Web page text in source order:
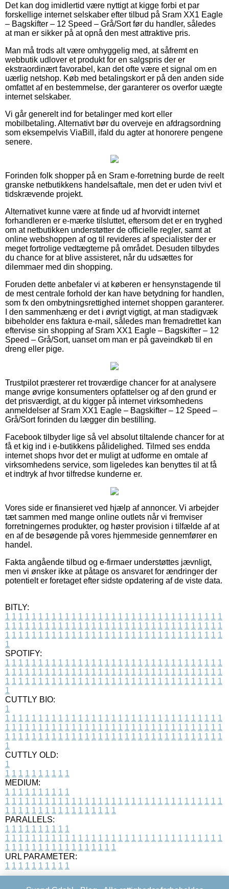
Det kan dog imidlertid være nyttigt at kigge forbi et par
forskellige internet selskaber efter tilbud på Sram XX1 Eagle
– Bagskifter – 12 Speed – Grå/Sort før du handler, således
at man er sikker på at opnå den mest attraktive pris.
Man må trods alt være omhyggelig med, at såfremt en
webbutik udlover et produkt for en salgspris der er
ekstraordinært favorabel, kan det ofte være et signal om en
uærlig netshop. Køb med betalingskort er på den anden side
omfattet af en bestemmelse, der garanterer os overfor uægte
internet selskaber.
Vi går generelt ind for betalinger med kort eller
mobilbetaling. Alternativt bør du overveje en afdragsordning
som eksempelvis ViaBill, ifald du agter at honorere pengene
senere.
Forinden folk shopper på en Sram e-forretning burde de reelt
granske netbutikkens handelsaftale, men det er uden tvivl et
tidskrævende projekt.
Alternativet kunne være at finde ud af hvorvidt internet
forhandleren er e-mærke tilsluttet, eftersom det er en tryghed
om at netbutikken understøtter de officielle regler, samt at
online webshoppen af og til revideres af specialister der er
meget fortrolige vedtægterne på området. Desuden tilbydes
du chance for at blive assisteret, når du udsættes for
dilemmaer med din shopping.
Foruden dette anbefaler vi at køberen er hensynstagende til
de mest centrale forhold der kan have betydning for handlen,
som fx den ombytningsrettighed internet shoppen garanterer.
I den sammenhæng er det i øvrigt vigtigt, at man stadigvæk
bibeholder ens faktura e-mail, således man fremadrettet kan
eftervise sin shopping af Sram XX1 Eagle – Bagskifter – 12
Speed – Grå/Sort, uanset om man er på gaveindkøb til en
dreng eller pige.
Trustpilot præsterer ret troværdige chancer for at analysere
mange øvrige konsumenters opfattelser og af den grund er
det prisværdigt, at du kigger på internet virksomhedens
anmeldelser af Sram XX1 Eagle – Bagskifter – 12 Speed –
Grå/Sort forinden du lægger din bestilling.
Facebook tilbyder lige så vel absolut tiltalende chancer for at
få et kig ind i e-butikkens pålidelighed. Tilmed ses endda
internet shops hvor det er muligt at udforme en omtale af
virksomhedens service, som ligeledes kan benyttes til at få
et indtryk af hvor tilfredse kunderne er.
Vores side er finansieret ved hjælp af annoncer. Vi arbejder
tæt sammen med mange online outlets når vi fremviser
forretningernes produkter, og høster provision i tilfælde af at
en af de besøgende på vores hjemmeside gennemfører en
handel.
Fakta angående tilbud og e-firmaer understøttes jævnligt,
men vi ønsker ikke at påtage os ansvaret for ændringer der
potentielt er foretaget efter sidste opdatering af de viste data.
BITLY:
1 1 1 1 1 1 1 1 1 1 1 1 1 1 1 1 1 1 1 1 1 1 1 1 1 1 1 1 1 1 1 1 1
1 1 1 1 1 1 1 1 1 1 1 1 1 1 1 1 1 1 1 1 1 1 1 1 1 1 1 1 1 1 1 1 1
1 1 1 1 1 1 1 1 1 1 1 1 1 1 1 1 1 1 1 1 1 1 1 1 1 1 1 1 1 1 1 1 1
1
SPOTIFY:
1 1 1 1 1 1 1 1 1 1 1 1 1 1 1 1 1 1 1 1 1 1 1 1 1 1 1 1 1 1 1 1 1
1 1 1 1 1 1 1 1 1 1 1 1 1 1 1 1 1 1 1 1 1 1 1 1 1 1 1 1 1 1 1 1 1
1 1 1 1 1 1 1 1 1 1 1 1 1 1 1 1 1 1 1 1 1 1 1 1 1 1 1 1 1 1 1 1 1
1
CUTTLY BIO:
1
1 1 1 1 1 1 1 1 1 1 1 1 1 1 1 1 1 1 1 1 1 1 1 1 1 1 1 1 1 1 1 1 1
1 1 1 1 1 1 1 1 1 1 1 1 1 1 1 1 1 1 1 1 1 1 1 1 1 1 1 1 1 1 1 1 1
1 1 1 1 1 1 1 1 1 1 1 1 1 1 1 1 1 1 1 1 1 1 1 1 1 1 1 1 1 1 1 1 1
1
CUTTLY OLD:
1
1 1 1 1 1 1 1 1 1 1
MEDIUM:
1 1 1 1 1 1 1 1 1 1
1 1 1 1 1 1 1 1 1 1 1 1 1 1 1 1 1 1 1 1 1 1 1 1 1 1 1 1 1 1 1 1 1
1 1 1 1 1 1 1 1 1 1 1 1 1 1 1 1 1
PARALLELS:
1 1 1 1 1 1 1 1 1 1
1 1 1 1 1 1 1 1 1 1 1 1 1 1 1 1 1 1 1 1 1 1 1 1 1 1 1 1 1 1 1 1 1
1 1 1 1 1 1 1 1 1 1 1 1 1 1 1 1 1
URL PARAMETER:
1 1 1 1 1 1 1 1 1 1